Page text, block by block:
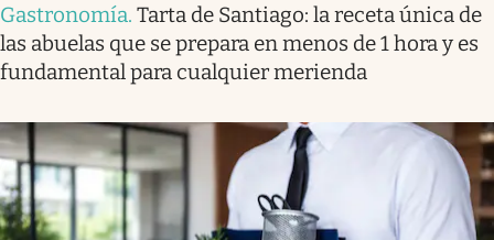
Gastronomía. Tarta de Santiago: la receta única de
las abuelas que se prepara en menos de 1 hora y es
fundamental para cualquier merienda